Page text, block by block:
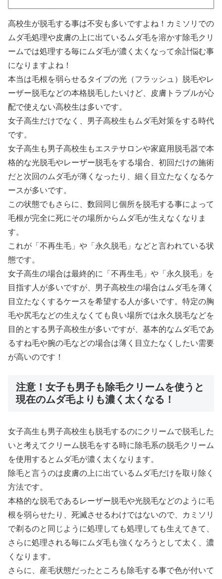
高校生が脱毛する事は不安も多いですよね！カミソリでの
ムダ毛処理や皮膚の上に出ているムダ毛を溶かす除毛クリ
ームでは処理する毎にムダ毛が濃く太くなって余計悩む事
になりますよね！
本当は毛根を弱らせるタイプの光（フラッシュ）脱毛やレ
ーザー脱毛などの本格脱毛したいけど、皮膚トラブルが心
配で使えない高校生は多いです。
女子高生だけでなく、男子高校生もムダ毛対策をする時代
です。
女子高生も男子高校生もエステサロンや家庭用脱毛器で本
格的な光脱毛やレーザー脱毛をする場合、初回だけの施術
だと次回のムダ毛が薄くなったり、細く目立たなくなるケ
ースが多いです。
この状態でもさらに、数回同じ個所を脱毛する事によって
毛根が完全に死にその場所からムダ毛が生えなくなりま
す。
これが「不再生毛」や「永久脱毛」などと言われている状
態です。
女子高生の場合は最終的に「不再生毛」や「永久脱毛」を
目指す人が多いですが、男子高校生の場合はムダ毛を薄く
目立たなくするケースを希望する人が多いです。特定の胸
毛や尻毛などの生えなくても良い場所では永久脱毛などを
目的とする男子高校生が多いですが、基本的なムダ毛であ
るすね毛や腕の毛などの場合は薄く目立たなくしたい需要
が高いのです！
注意！女子も男子も除毛クリームを使うと
現在のムダ毛よりも濃く太くなる！
女子高生も男子高校生も脱毛するのにクリームで脱毛した
いと考えてクリーム脱毛をする時に除毛系の脱毛クリーム
を使用するとムダ毛が濃く太くなります。
除毛と言うのは皮膚の上に出ているムダ毛だけを取り除く
方法です。
本格的な脱毛であるレーザー脱毛や光脱毛などのように毛
根を弱らせたり、死滅させるわけではないので、カミソリ
で剃るのと同じように処理しても処理しても生えてきて、
さらに処理される毎にムダ毛も強くなろうとして太く、濃
くなります。
さらに、産毛状態だったところも除毛する事で色が付いて